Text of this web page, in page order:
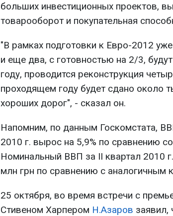
больших инвестиционных проектов,
товарооборот и покупательная
"В рамках подготовки к Евро-2012
и еще два, с готовностью на 2/3,
году, проводится реконструкция
проходящем году будет сдано около
хороших дорог", - сказал он.
Напомним, по данным Госкомстата,
2010 г. вырос на 5,9% по сравнению
Номинальный ВВП за II квартал 2010
млн грн по сравнению с аналогичным
25 октября, во время встречи с
Стивеном Харпером Н.Азаров заявил,